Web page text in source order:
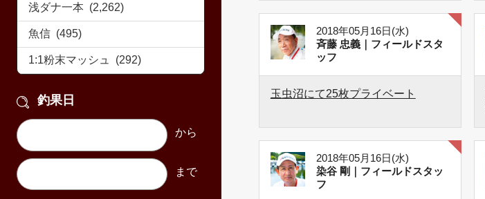
釣果日
2018年05月16日(水)
斉藤 忠義｜フィールドスタ
ッフ
玉虫沼にて25枚プライベート
2018年05月16日(水)
染谷 剛｜フィールドスタッ
フ